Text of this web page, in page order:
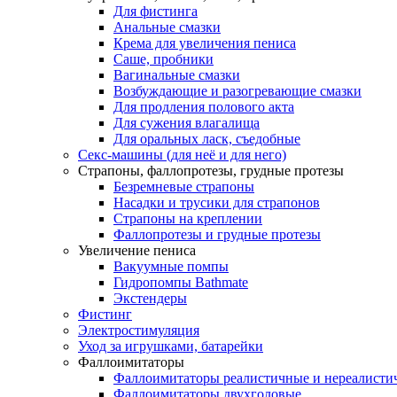
Для фистинга
Анальные смазки
Крема для увеличения пениса
Саше, пробники
Вагинальные смазки
Возбуждающие и разогревающие смазки
Для продления полового акта
Для сужения влагалища
Для оральных ласк, съедобные
Секс-машины (для неё и для него)
Страпоны, фаллопротезы, грудные протезы
Безремневые страпоны
Насадки и трусики для страпонов
Страпоны на креплении
Фаллопротезы и грудные протезы
Увеличение пениса
Вакуумные помпы
Гидропомпы Bathmate
Экстендеры
Фистинг
Электростимуляция
Уход за игрушками, батарейки
Фаллоимитаторы
Фаллоимитаторы реалистичные и
Фаллоимитаторы двухголовые